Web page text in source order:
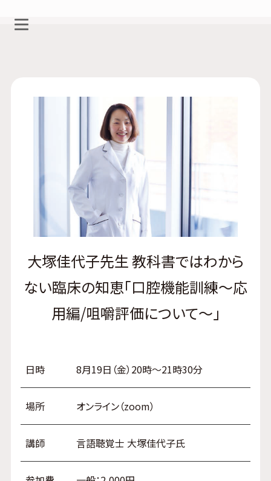
大塚佳代子先生 教科書ではわから
ない臨床の知恵「口腔機能訓練～応
用編/咀嚼評価について～」
日時 8月19日（金）20時～21時30分
場所 オンライン（zoom）
講師 言語聴覚士 大塚佳代子氏